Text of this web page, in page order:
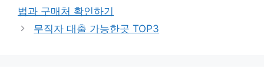
법과 구매처 확인하기
무직자 대출 가능한곳 TOP3